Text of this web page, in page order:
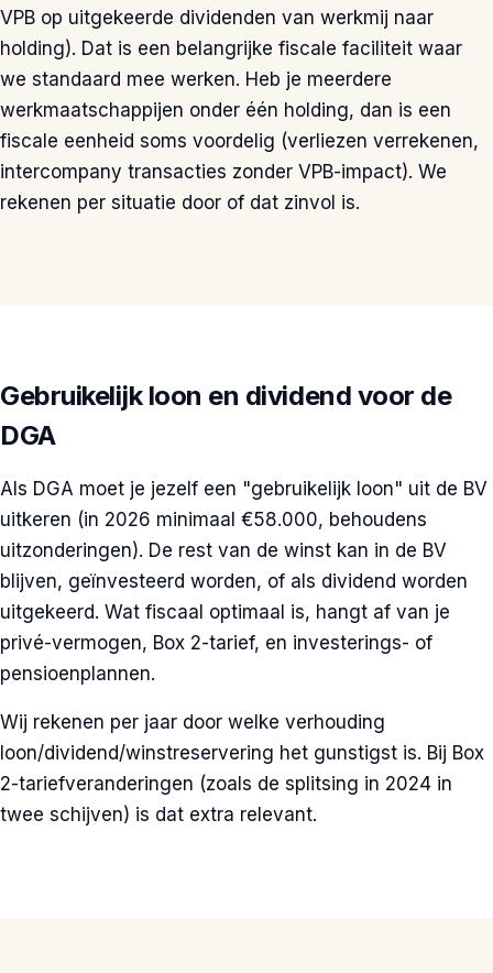
VPB op uitgekeerde dividenden van werkmij naar
holding). Dat is een belangrijke fiscale faciliteit waar
we standaard mee werken. Heb je meerdere
werkmaatschappijen onder één holding, dan is een
fiscale eenheid soms voordelig (verliezen verrekenen,
intercompany transacties zonder VPB-impact). We
rekenen per situatie door of dat zinvol is.
Gebruikelijk loon en dividend voor de
DGA
Als DGA moet je jezelf een "gebruikelijk loon" uit de BV
uitkeren (in 2026 minimaal €58.000, behoudens
uitzonderingen). De rest van de winst kan in de BV
blijven, geïnvesteerd worden, of als dividend worden
uitgekeerd. Wat fiscaal optimaal is, hangt af van je
privé-vermogen, Box 2-tarief, en investerings- of
pensioenplannen.
Wij rekenen per jaar door welke verhouding
loon/dividend/winstreservering het gunstigst is. Bij Box
2-tariefveranderingen (zoals de splitsing in 2024 in
twee schijven) is dat extra relevant.